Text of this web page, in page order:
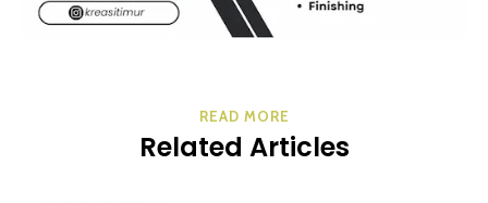
READ MORE
Related Articles